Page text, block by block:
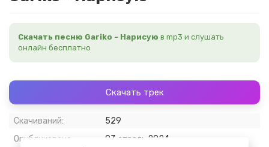
Скачать песню Gariko - Нарисую в mp3 и слушать
онлайн бесплатно
Скачать трек
Скачиваний:
529
Опубликовано:
03 апрель 2024